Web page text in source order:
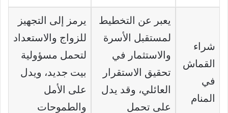
شراء
القماش
في
المنام
يعبر عن التخطيط
لمستقبل الأسرة
والاستثمار في
تحقيق الاستقرار
العائلي، وقد يدل
على تحمل
يرمز إلى التجهيز
للزواج والاستعداد
لتحمل مسؤولية
بيت جديد، ويدل
على الأمل
والطموحات